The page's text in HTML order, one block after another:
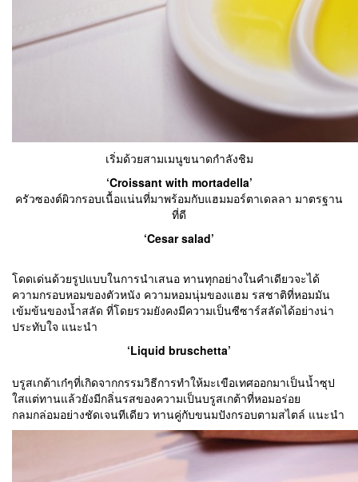
เริ่มด้วยสามเมนูขนาดกำลังชิม
‘Croissant with mortadella’
ครัวซองต์ผิวกรอบเนื้อแน่นที่มาพร้อมกับแฮมมอร์ตาเดลลา มาตรฐาน
ที่ดี
‘Cesar salad’
โดดเด่นด้วยรูปแบบในการนำเสนอ ทานทุกอย่างในคำเดียวจะได้
ความกรอบหอมของตัวหนัง ความหอมนุ่มของแฮม รสชาติที่หอมมัน
เข้มข้นของน้ำสลัด ที่โดยรวมยังคงมีความเป็นซีซาร์สลัดได้อย่างน่า
ประทับใจ แนะนำ
‘Liquid bruschetta’
บรูสเกต้าเก๋ๆที่เกิดจากกรรมวิธีการทำให้มะเขือเทศออกมาเป็นน้ำซุป
ใสแต่ทานแล้วยังมีกลิ่นรสของความเป็นบรูสเกต้าที่หอมอร่อย
กลมกล่อมอย่างชัดเจนทีเดียว ทานคู่กับขนมปังกรอบตามสไตล์ แนะนำ